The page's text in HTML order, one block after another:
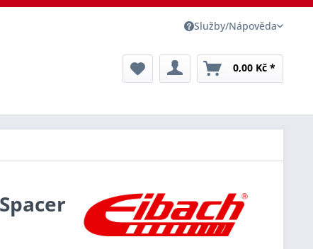
Služby/Nápověda
0,00 Kč *